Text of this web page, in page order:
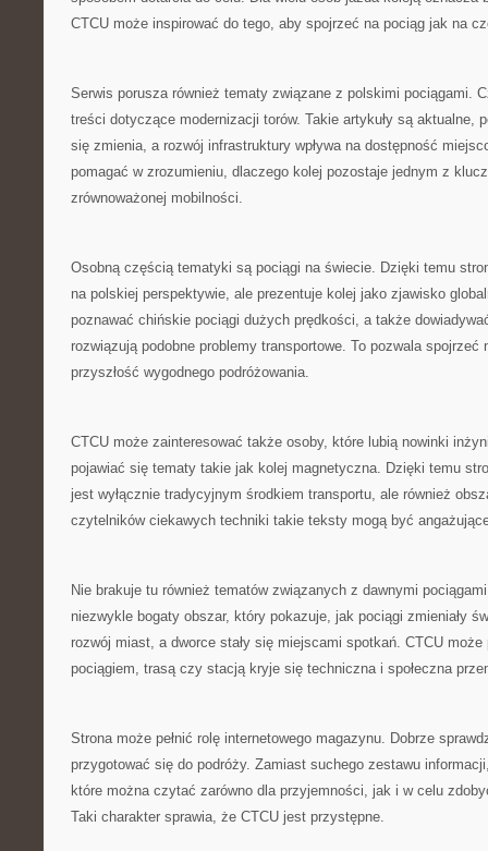
CTCU może inspirować do tego, aby spojrzeć na pociąg jak na
Serwis porusza również tematy związane z polskimi pociągami.
treści dotyczące modernizacji torów. Takie artykuły są aktualne,
się zmienia, a rozwój infrastruktury wpływa na dostępność
pomagać w zrozumieniu, dlaczego kolej pozostaje jednym z
zrównoważonej mobilności.
Osobną częścią tematyki są pociągi na świecie. Dzięki temu
na polskiej perspektywie, ale prezentuje kolej jako zjawisko
poznawać chińskie pociągi dużych prędkości, a także
rozwiązują podobne problemy transportowe. To pozwala
przyszłość wygodnego podróżowania.
CTCU może zainteresować także osoby, które lubią nowinki
pojawiać się tematy takie jak kolej magnetyczna. Dzięki temu
jest wyłącznie tradycyjnym środkiem transportu, ale również
czytelników ciekawych techniki takie teksty mogą być
Nie brakuje tu również tematów związanych z dawnymi
niezwykle bogaty obszar, który pokazuje, jak pociągi zmieniały
rozwój miast, a dworce stały się miejscami spotkań. CTCU
pociągiem, trasą czy stacją kryje się techniczna i społeczna
Strona może pełnić rolę internetowego magazynu. Dobrze
przygotować się do podróży. Zamiast suchego zestawu
które można czytać zarówno dla przyjemności, jak i w celu
Taki charakter sprawia, że CTCU jest przystępne.